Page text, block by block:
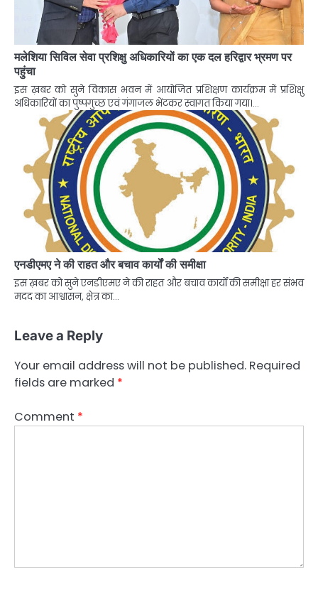
मलेशिया सिविल सेवा प्रशिक्षु अधिकारियों का एक दल हरिद्वार भ्रमण पर
पहुंचा
इस ख़बर को सुने विकास भवन में आयोजित प्रशिक्षण कार्यक्रम में प्रशिक्षु
अधिकारियों का पुष्पगुच्छ एवं गंगाजल भेंटकर स्वागत किया गया।…
एनडीएमए ने की राहत और बचाव कार्यों की समीक्षा
इस ख़बर को सुने एनडीएमए ने की राहत और बचाव कार्यों की समीक्षा हर संभव
मदद का आश्वासन, क्षेत्र का…
Leave a Reply
Your email address will not be published. Required
fields are marked *
Comment *